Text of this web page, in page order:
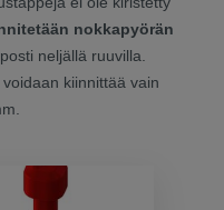
nokkapyörän
neljällä ruuvilla.
kiinnittää vain